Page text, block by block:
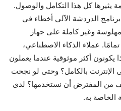
يثيرها كل هذا التكامل والوصول.
الدردشة الآلي أخطاء في
وغير كاملة على جهاز
عملاء الذكاء الاصطناعي،
يكونون أكثر موثوقية عندما يعملون
بالكامل؟ وحتى لو نجحت
من المفترض أن نستخدمها؟ لدى
الخاصة به.